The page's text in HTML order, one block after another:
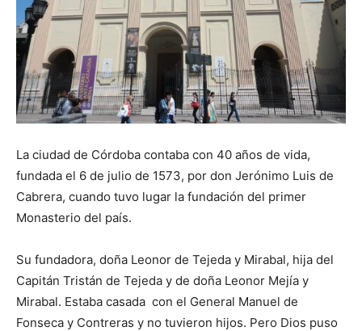
La ciudad de Córdoba contaba con 40 años de vida,
fundada el 6 de julio de 1573, por don Jerónimo Luis de
Cabrera, cuando tuvo lugar la fundación del primer
Monasterio del país.
Su fundadora, doña Leonor de Tejeda y Mirabal, hija del
Capitán Tristán de Tejeda y de doña Leonor Mejía y
Mirabal. Estaba casada con el General Manuel de
Fonseca y Contreras y no tuvieron hijos. Pero Dios puso